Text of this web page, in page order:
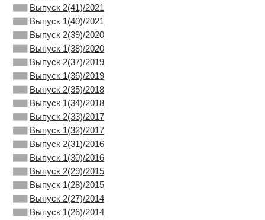
Выпуск 2(41)/2021
Выпуск 1(40)/2021
Выпуск 2(39)/2020
Выпуск 1(38)/2020
Выпуск 2(37)/2019
Выпуск 1(36)/2019
Выпуск 2(35)/2018
Выпуск 1(34)/2018
Выпуск 2(33)/2017
Выпуск 1(32)/2017
Выпуск 2(31)/2016
Выпуск 1(30)/2016
Выпуск 2(29)/2015
Выпуск 1(28)/2015
Выпуск 2(27)/2014
Выпуск 1(26)/2014